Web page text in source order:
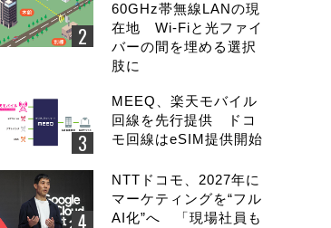
60GHz帯無線LANの現
在地 Wi-Fiと光ファイ
バーの間を埋める選択
肢に
MEEQ、楽天モバイル
回線を先行提供 ドコ
モ回線はeSIM提供開始
NTTドコモ、2027年に
マーケティングを“フル
AI化”へ 「現場社員も